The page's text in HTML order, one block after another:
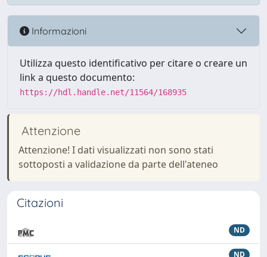
Informazioni
Utilizza questo identificativo per citare o creare un
link a questo documento:
https://hdl.handle.net/11564/168935
Attenzione
Attenzione! I dati visualizzati non sono stati
sottoposti a validazione da parte dell'ateneo
Citazioni
ND
ND